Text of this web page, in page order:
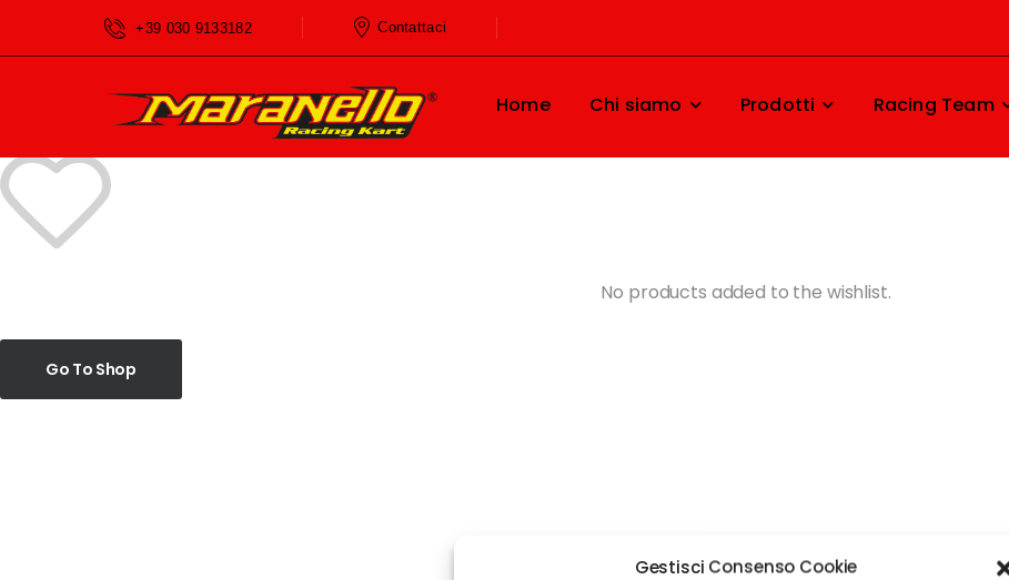
Gestisci Consenso Cookie
+39 030 9133182 Contattaci
Home Chi siamo Prodotti Racing Team
Home Wishlist
No products added to the wishlist.
Go To Shop